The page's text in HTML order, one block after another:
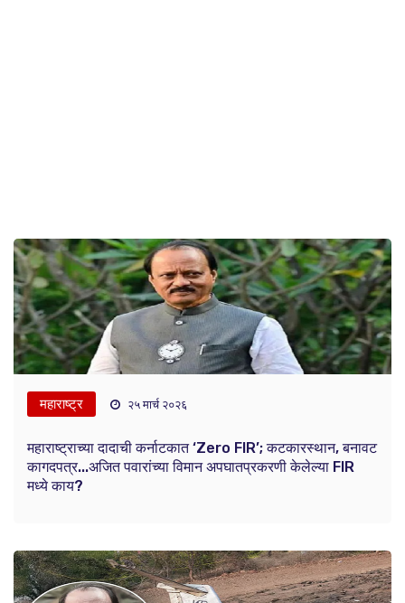
महाराष्ट्र २५ मार्च २०२६
महाराष्ट्राच्या दादाची कर्नाटकात ‘Zero FIR’; कटकारस्थान, बनावट
कागदपत्र...अजित पवारांच्या विमान अपघातप्रकरणी केलेल्या FIR
मध्ये काय?